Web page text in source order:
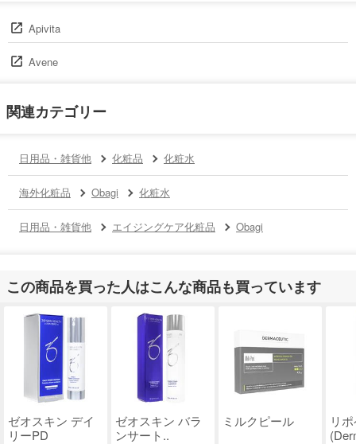
Apivita
Avene
関連カテゴリー
日用品・雑貨他 化粧品 化粧水
海外化粧品 Obagi 化粧水
日用品・雑貨他 エイジングケア化粧品 Obagi
この商品を買った人はこんな商品も買っています
ゼオスキン デイ
リーPD
ゼオスキン バラ
ンサート..
ミルクピール
リ